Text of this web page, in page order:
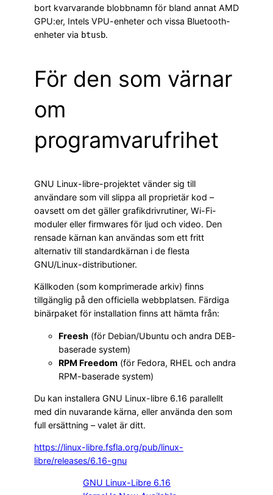
bort kvarvarande blobbnamn för bland annat AMD
GPU:er, Intels VPU-enheter och vissa Bluetooth-
enheter via btusb.
För den som värnar
om
programvarufrihet
GNU Linux-libre-projektet vänder sig till
användare som vill slippa all proprietär kod –
oavsett om det gäller grafikdrivrutiner, Wi-Fi-
moduler eller firmwares för ljud och video. Den
rensade kärnan kan användas som ett fritt
alternativ till standardkärnan i de flesta
GNU/Linux-distributioner.
Källkoden (som komprimerade arkiv) finns
tillgänglig på den officiella webbplatsen. Färdiga
binärpaket för installation finns att hämta från:
Freesh (för Debian/Ubuntu och andra DEB-
baserade system)
RPM Freedom (för Fedora, RHEL och andra
RPM-baserade system)
Du kan installera GNU Linux-libre 6.16 parallellt
med din nuvarande kärna, eller använda den som
full ersättning – valet är ditt.
https://linux-libre.fsfla.org/pub/linux-
libre/releases/6.16-gnu
GNU Linux-Libre 6.16